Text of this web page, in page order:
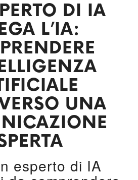
DI IA
L’IA:
UNA
esperto di IA